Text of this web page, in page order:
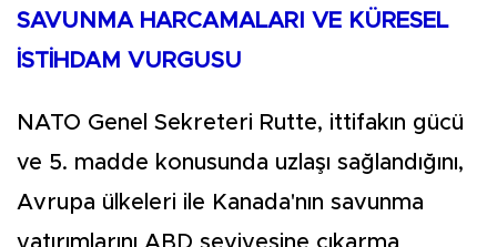
SAVUNMA HARCAMALARI VE KÜRESEL
İSTİHDAM VURGUSU
NATO Genel Sekreteri Rutte, ittifakın gücü
ve 5. madde konusunda uzlaşı sağlandığını,
Avrupa ülkeleri ile Kanada'nın savunma
yatırımlarını ABD seviyesine çıkarma